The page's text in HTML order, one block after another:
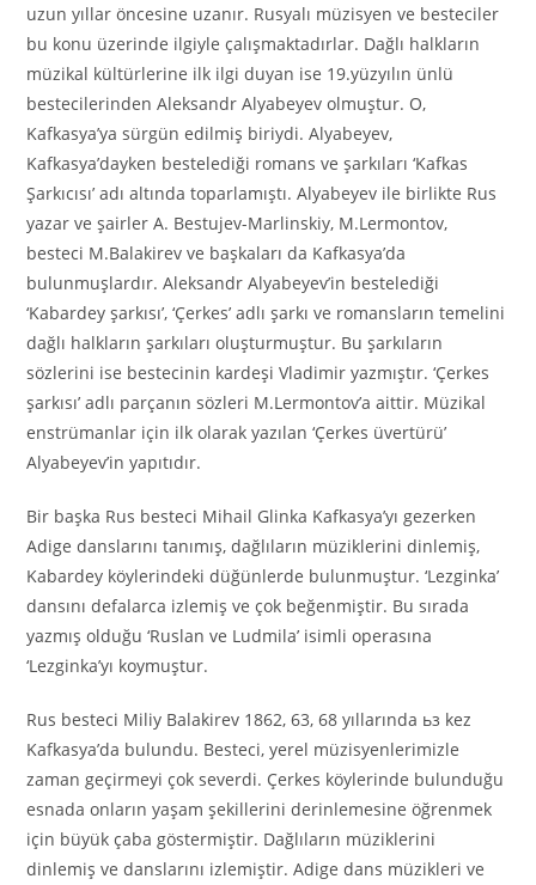
uzun yıllar öncesine uzanır. Rusyalı müzisyen ve besteciler
bu konu üzerinde ilgiyle çalışmaktadırlar. Dağlı halkların
müzikal kültürlerine ilk ilgi duyan ise 19.yüzyılın ünlü
bestecilerinden Aleksandr Alyabeyev olmuştur. O,
Kafkasya’ya sürgün edilmiş biriydi. Alyabeyev,
Kafkasya’dayken bestelediği romans ve şarkıları ‘Kafkas
Şarkıcısı’ adı altında toparlamıştı. Alyabeyev ile birlikte Rus
yazar ve şairler A. Bestujev-Marlinskiy, M.Lermontov,
besteci M.Balakirev ve başkaları da Kafkasya’da
bulunmuşlardır. Aleksandr Alyabeyev’in bestelediği
‘Kabardey şarkısı’, ‘Çerkes’ adlı şarkı ve romansların temelini
dağlı halkların şarkıları oluşturmuştur. Bu şarkıların
sözlerini ise bestecinin kardeşi Vladimir yazmıştır. ‘Çerkes
şarkısı’ adlı parçanın sözleri M.Lermontov’a aittir. Müzikal
enstrümanlar için ilk olarak yazılan ‘Çerkes üvertürü’
Alyabeyev’in yapıtıdır.
Bir başka Rus besteci Mihail Glinka Kafkasya’yı gezerken
Adige danslarını tanımış, dağlıların müziklerini dinlemiş,
Kabardey köylerindeki düğünlerde bulunmuştur. ‘Lezginka’
dansını defalarca izlemiş ve çok beğenmiştir. Bu sırada
yazmış olduğu ‘Ruslan ve Ludmila’ isimli operasına
‘Lezginka’yı koymuştur.
Rus besteci Miliy Balakirev 1862, 63, 68 yıllarında ьз kez
Kafkasya’da bulundu. Besteci, yerel müzisyenlerimizle
zaman geçirmeyi çok severdi. Çerkes köylerinde bulunduğu
esnada onların yaşam şekillerini derinlemesine öğrenmek
için büyük çaba göstermiştir. Dağlıların müziklerini
dinlemiş ve danslarını izlemiştir. Adige dans müzikleri ve